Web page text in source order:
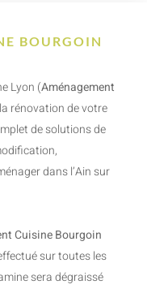
BOURGOIN
Lyon (Aménagement
rénovation de votre
de solutions de
dans l’Ain sur
Cuisine Bourgoin
sur toutes les
sera dégraissé